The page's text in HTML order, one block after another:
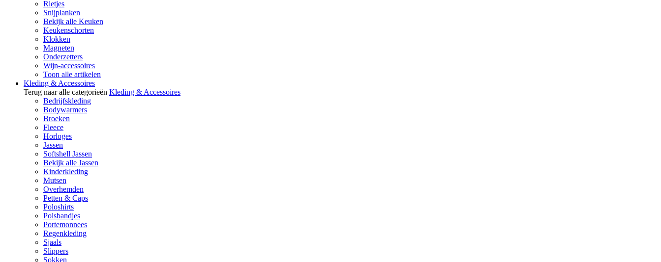
Rietjes
Snijplanken
Bekijk alle Keuken
Keukenschorten
Klokken
Magneten
Onderzetters
Wijn-accessoires
Toon alle artikelen
Kleding & Accessoires
Terug naar alle categorieën Kleding & Accessoires
Bedrijfskleding
Bodywarmers
Broeken
Fleece
Horloges
Jassen
Softshell Jassen
Bekijk alle Jassen
Kinderkleding
Mutsen
Overhemden
Petten & Caps
Poloshirts
Polsbandjes
Portemonnees
Regenkleding
Sjaals
Slippers
Sokken